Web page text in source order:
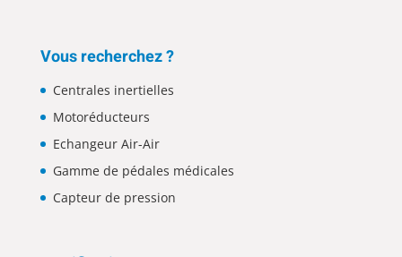
Vous recherchez ?
Centrales inertielles
Motoréducteurs
Echangeur Air-Air
Gamme de pédales médicales
Capteur de pression